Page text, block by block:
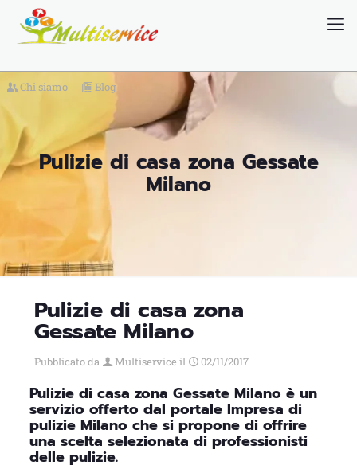
Chi siamo Blog
Pulizie di casa zona Gessate
Milano
Pulizie di casa zona
Gessate Milano
Pubblicato da Multiservice il 02/11/2017
Pulizie di casa zona Gessate Milano è un
servizio offerto dal portale Impresa di
pulizie Milano che si propone di offrire
una scelta selezionata di professionisti
delle pulizie.